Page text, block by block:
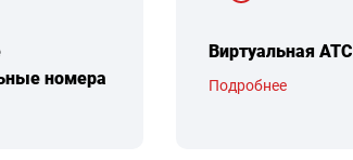
номера
Виртуальная АТС
Подробнее